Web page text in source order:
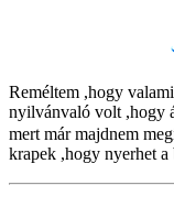
Reméltem ,hogy
nyilvánvaló volt ,hogy
mert már majdnem
krapek ,hogy nyerhet a